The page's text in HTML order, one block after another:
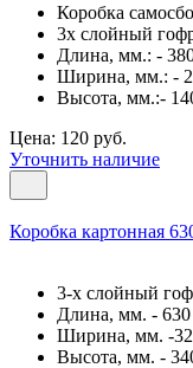
Коробка
3х слойный
Длина, мм.: -
Ширина, мм.: -
Высота, мм.:-
Цена: 120 руб.
Уточнить наличие
Коробка картонная
3-х слойный
Длина, мм. - 630
Ширина, мм. -
Высота, мм. -